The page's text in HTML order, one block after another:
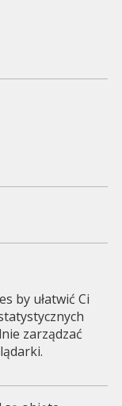
by ułatwić Ci
zarządzać